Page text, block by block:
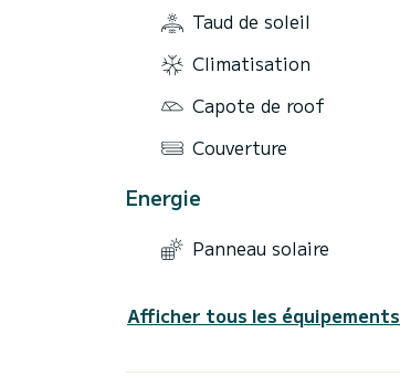
Taud de soleil
Climatisation
Capote de roof
Couverture
Energie
Panneau solaire
Afficher tous les équipements